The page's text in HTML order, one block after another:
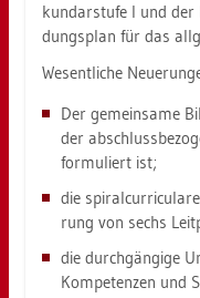
kun­dar­stu­fe I und
dungs­plan für das
We­sent­li­che
Der ge­mein­sa­me
der
for­mu­liert ist;
die
rung von sechs
die durch­gän­gi­ge
Kom­pe­ten­zen und